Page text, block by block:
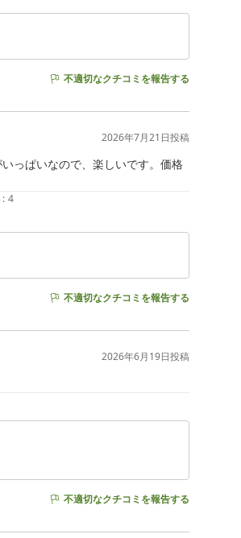
不適切なクチコミを報告する
2026年7月21日投稿
っぱいなので、楽しいです。価格
: 4
不適切なクチコミを報告する
2026年6月19日投稿
不適切なクチコミを報告する